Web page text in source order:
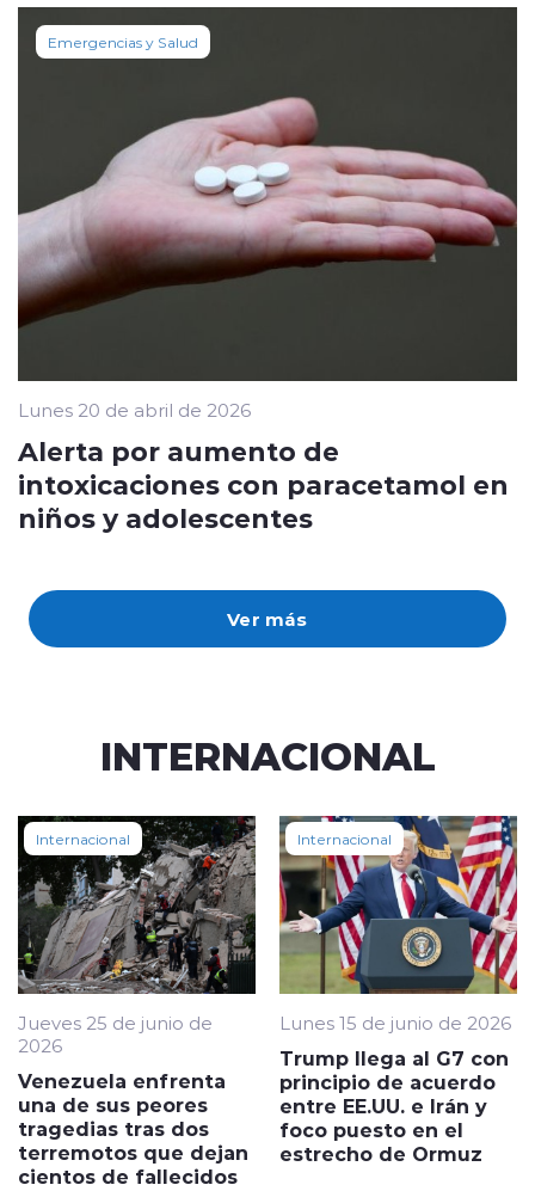
Ver más
Emergencias y Salud
Lunes 20 de abril de 2026
Alerta por aumento de
intoxicaciones con paracetamol en
niños y adolescentes
INTERNACIONAL
Internacional
Jueves 25 de junio de
2026
Venezuela enfrenta
una de sus peores
tragedias tras dos
terremotos que dejan
cientos de fallecidos
Internacional
Lunes 15 de junio de 2026
Trump llega al G7 con
principio de acuerdo
entre EE.UU. e Irán y
foco puesto en el
estrecho de Ormuz